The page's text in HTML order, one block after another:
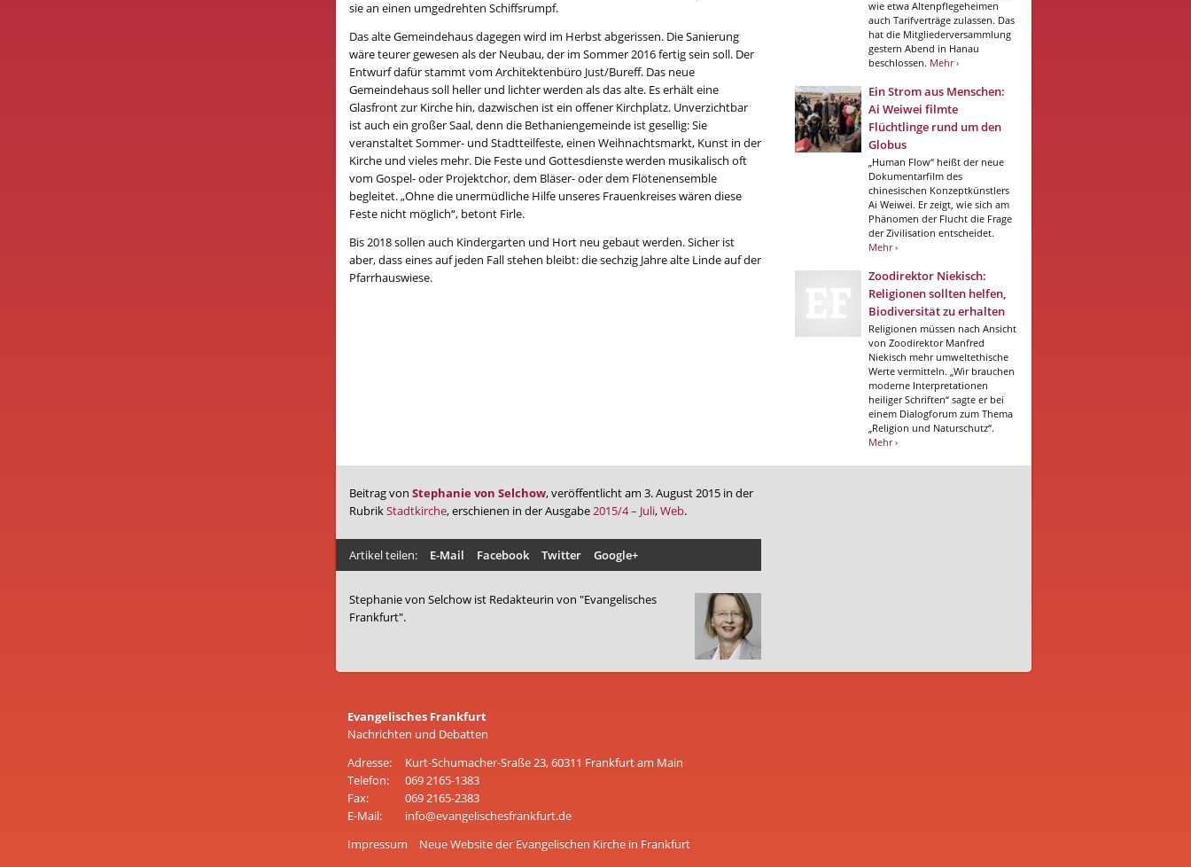
wie etwa Altenpflegeheimen
auch Tarifverträge zulassen. Das
hat die Mitgliederversammlung
gestern Abend in Hanau
beschlossen. Mehr ›
Ein Strom aus Menschen:
Ai Weiwei filmte
Flüchtlinge rund um den
Globus
„Human Flow“ heißt der neue
Dokumentarfilm des
chinesischen Konzeptkünstlers
Ai Weiwei. Er zeigt, wie sich am
Phänomen der Flucht die Frage
der Zivilisation entscheidet.
Mehr ›
Zoodirektor Niekisch:
Religionen sollten helfen,
Biodiversität zu erhalten
Religionen müssen nach Ansicht
von Zoodirektor Manfred
Niekisch mehr umweltethische
Werte vermitteln. „Wir brauchen
moderne Interpretationen
heiliger Schriften“ sagte er bei
einem Dialogforum zum Thema
„Religion und Naturschutz“.
Mehr ›
sie an einen umgedrehten Schiffsrumpf.
Das alte Gemeindehaus dagegen wird im Herbst abgerissen. Die Sanierung
wäre teurer gewesen als der Neubau, der im Sommer 2016 fertig sein soll. Der
Entwurf dafür stammt vom Architektenbüro Just/Bureff. Das neue
Gemeindehaus soll heller und lichter werden als das alte. Es erhält eine
Glasfront zur Kirche hin, dazwischen ist ein offener Kirchplatz. Unverzichtbar
ist auch ein großer Saal, denn die Bethaniengemeinde ist gesellig: Sie
veranstaltet Sommer- und Stadtteilfeste, einen Weihnachtsmarkt, Kunst in der
Kirche und vieles mehr. Die Feste und Gottesdienste werden musikalisch oft
vom Gospel- oder Projektchor, dem Bläser- oder dem Flötenensemble
begleitet. „Ohne die unermüdliche Hilfe unseres Frauenkreises wären diese
Feste nicht möglich“, betont Firle.
Bis 2018 sollen auch Kindergarten und Hort neu gebaut werden. Sicher ist
aber, dass eines auf jeden Fall stehen bleibt: die sechzig Jahre alte Linde auf der
Pfarrhauswiese.
Beitrag von Stephanie von Selchow, veröffentlicht am 3. August 2015 in der
RubrikStadtkirche, erschienen in der Ausgabe2015/4 – Juli,Web.
Artikel teilen: E-Mail Facebook Twitter Google+
Stephanie von Selchow ist Redakteurin von "Evangelisches
Frankfurt".
Evangelisches Frankfurt
Nachrichten und Debatten
Adresse:
Kurt-Schumacher-Sraße 23, 60311 Frankfurt am Main
Telefon:
069 2165-1383
Fax:
069 2165-2383
E-Mail:
info@evangelischesfrankfurt.de
Impressum
Neue Website der Evangelischen Kirche in Frankfurt